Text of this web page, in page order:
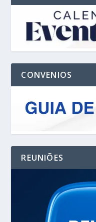
CONVENIOS
REUNIÕES